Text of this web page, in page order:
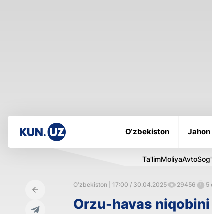
O‘zbekiston Jahon
Ta'limMoliyaAvto
O‘zbekiston | 17:00 / 30.04.2025 29456 5
Orzu-havas niqobini